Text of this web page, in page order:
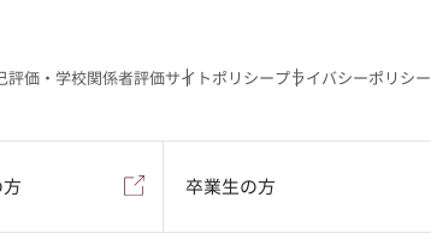
評価・学校関係者評価サイトポリシープライバシーポリシー
卒業生の方